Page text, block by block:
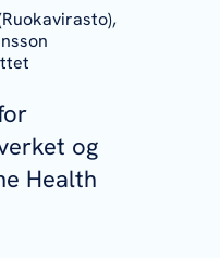
og
Health